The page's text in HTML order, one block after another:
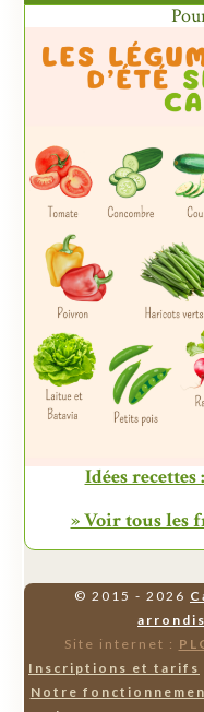
Idées recettes
» Voir tous les
© 2015 - 2026
Site internet :
Inscriptions et tarifs
Notre